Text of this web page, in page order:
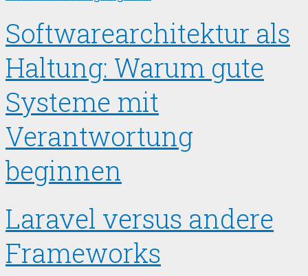
Softwarearchitektur als
Haltung: Warum gute
Systeme mit
Verantwortung
beginnen
Laravel versus andere
Frameworks